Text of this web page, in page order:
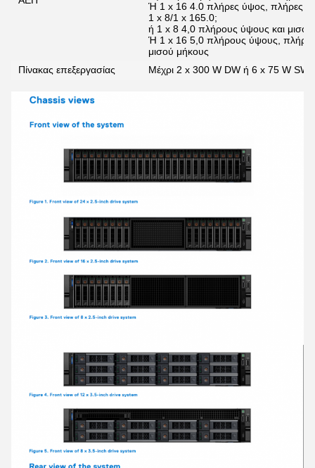
Ή 1 x 16 4.0 πλήρες ύψος, πλήρες
1 x 8/1 x 165.0;
ή 1 x 8 4,0 πλήρους ύψους και μισού
Ή 1 x 16 5,0 πλήρους ύψους,
μισού μήκους
Πίνακας επεξεργασίας
Μέχρι 2 x 300 W DW ή 6 x 75 W SW